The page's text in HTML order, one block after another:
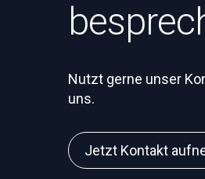
Nutzt gerne unser
uns.
Jetzt Kontakt